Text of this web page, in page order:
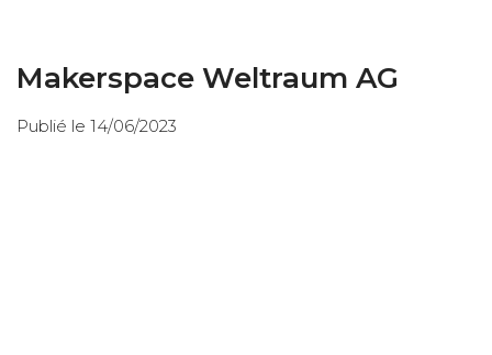
Makerspace Weltraum AG
Publié le 14/06/2023